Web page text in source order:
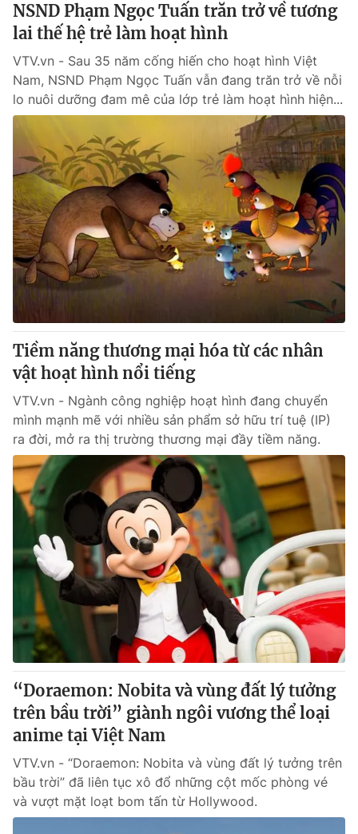
NSND Phạm Ngọc Tuấn trăn trở về tương
lai thế hệ trẻ làm hoạt hình
VTV.vn - Sau 35 năm cống hiến cho hoạt hình Việt
Nam, NSND Phạm Ngọc Tuấn vẫn đang trăn trở về nỗi
lo nuôi dưỡng đam mê của lớp trẻ làm hoạt hình hiện...
Tiềm năng thương mại hóa từ các nhân
vật hoạt hình nổi tiếng
VTV.vn - Ngành công nghiệp hoạt hình đang chuyển
mình mạnh mẽ với nhiều sản phẩm sở hữu trí tuệ (IP)
ra đời, mở ra thị trường thương mại đầy tiềm năng.
“Doraemon: Nobita và vùng đất lý tưởng
trên bầu trời” giành ngôi vương thể loại
anime tại Việt Nam
VTV.vn - “Doraemon: Nobita và vùng đất lý tưởng trên
bầu trời” đã liên tục xô đổ những cột mốc phòng vé
và vượt mặt loạt bom tấn từ Hollywood.